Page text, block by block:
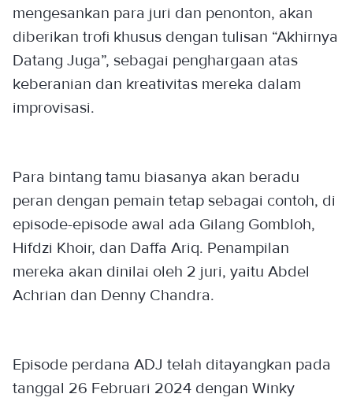
mengesankan para juri dan penonton, akan
diberikan trofi khusus dengan tulisan “Akhirnya
Datang Juga”, sebagai penghargaan atas
keberanian dan kreativitas mereka dalam
improvisasi.
Para bintang tamu biasanya akan beradu
peran dengan pemain tetap sebagai contoh, di
episode-episode awal ada Gilang Gombloh,
Hifdzi Khoir, dan Daffa Ariq. Penampilan
mereka akan dinilai oleh 2 juri, yaitu Abdel
Achrian dan Denny Chandra.
Episode perdana ADJ telah ditayangkan pada
tanggal 26 Februari 2024 dengan Winky